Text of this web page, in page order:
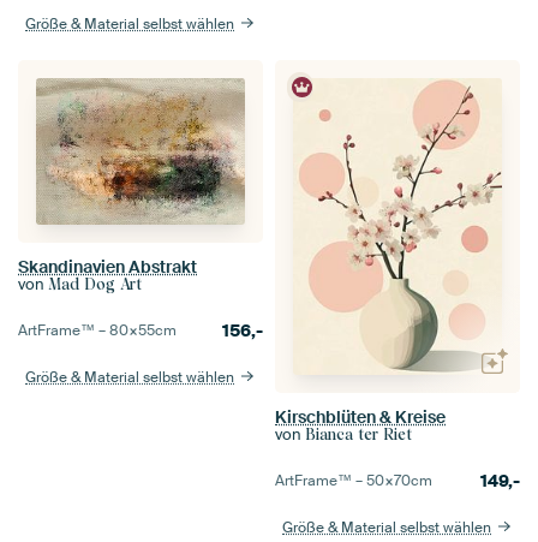
Größe & Material selbst wählen
Skandinavien Abstrakt
von Mad Dog Art
ArtFrame™ –80×55cm 156,-
Größe & Material selbst wählen
Kirschblüten & Kreise
von Bianca ter Riet
ArtFrame™ –50×70cm 149,-
Größe & Material selbst wählen